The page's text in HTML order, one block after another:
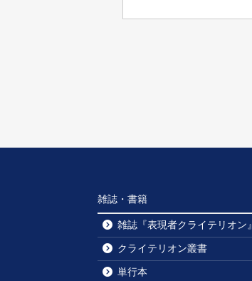
雑誌・書籍
雑誌『表現者クライテリオン』
クライテリオン叢書
単行本